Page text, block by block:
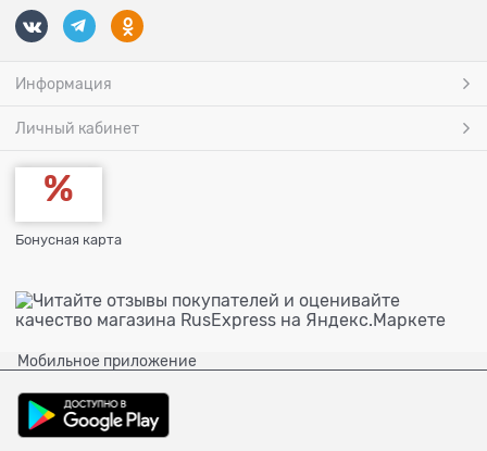
Информация
Личный кабинет
Бонусная карта
Мобильное приложение